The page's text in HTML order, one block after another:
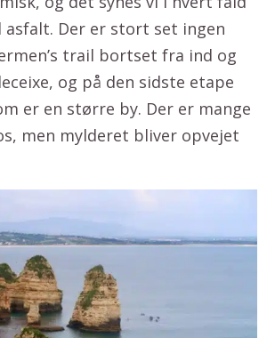
asfalt. Der er stort set ingen
trail bortset fra ind og
og på den sidste etape
er en større by. Der er mange
men mylderet bliver opvejet